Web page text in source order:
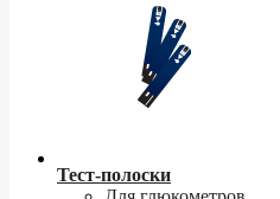
Тест-полоски